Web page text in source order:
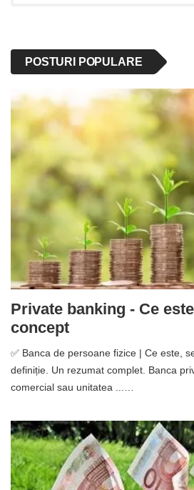
POSTURI POPULARE
Private banking - Ce
concept
✅ Banca de persoane fizice | Ce este,
definiție. Un rezumat complet. Banca
comercial sau unitatea ...…